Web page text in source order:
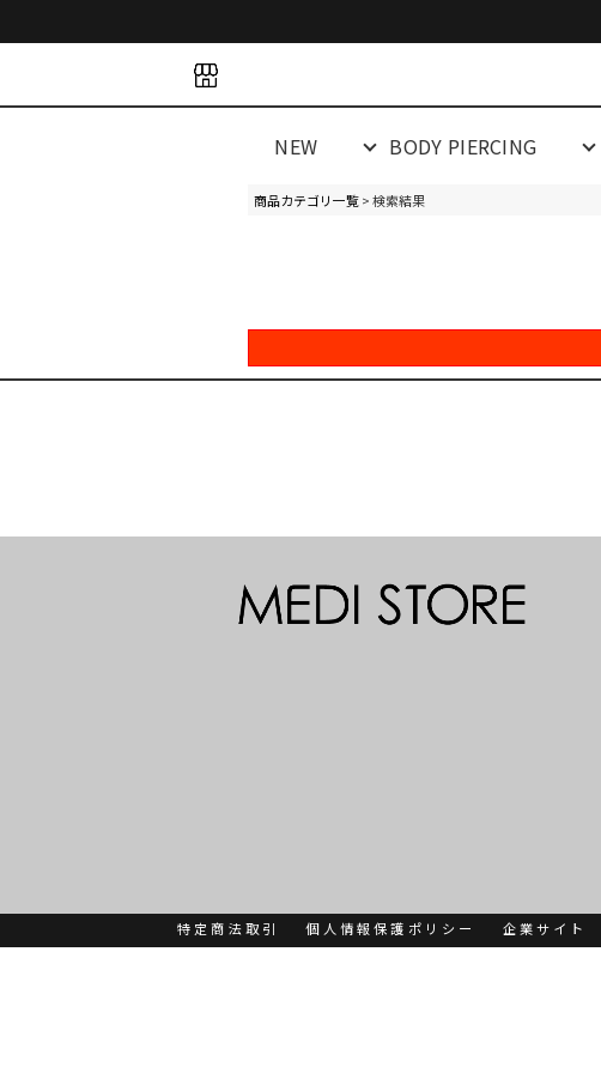
NEW BODY PIERCING
商品カテゴリ一覧> 検索結果
特定商法取引 個人情報保護ポリシー 企業サイト